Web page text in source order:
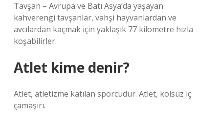
Tavşan – Avrupa ve Batı Asya’da yaşayan
kahverengi tavşanlar, vahşi hayvanlardan ve
avcılardan kaçmak için yaklaşık 77 kilometre hızla
koşabilirler.
Atlet kime denir?
Atlet, atletizme katılan sporcudur. Atlet, kolsuz iç
çamaşırı.